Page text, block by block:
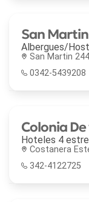
San Martin
Albergues/
San Martin
0342-5439208
Colonia
Hoteles 4
Costanera
342-4122725